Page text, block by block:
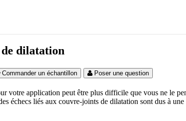
dilatation
Commander un échantillon Poser une question
votre application peut être plus difficile que vous ne le
échecs liés aux couvre-joints de dilatation sont dus à